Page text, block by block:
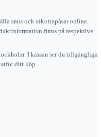
snus och nikotinpåsar online.
finns på respektive
I kassan ser du tillgängliga
ditt köp.